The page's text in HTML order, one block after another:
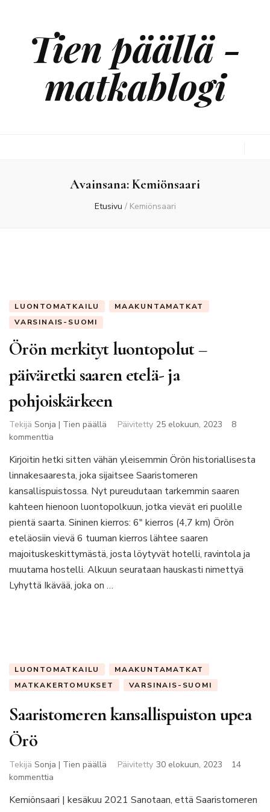
Tien päällä -
matkablogi
Avainsana:Kemiönsaari
Etusivu / Kemiönsaari
LUONTOMATKAILU
MAAKUNTAMATKAT
VARSINAIS-SUOMI
Örön merkityt luontopolut –
päiväretki saaren etelä- ja
pohjoiskärkeen
Tekijä Sonja | Tien päällä Päivitetty 25 elokuun, 2023
8
kommenttia
merkityt
luontopolut
–
saaren
etelä-
ja
pohjoiskärkeen
Kirjoitin hetki sitten vähän yleisemmin Örön historiallisesta
linnakesaaresta, joka sijaitsee Saaristomeren
kansallispuistossa. Nyt pureudutaan tarkemmin saaren
kahteen hienoon luontopolkuun, jotka vievät eri puolille
pientä saarta. Sininen kierros: 6″ kierros (4,7 km) Örön
eteläosiin vievä 6 tuuman kierros lähtee saaren
majoituskeskittymästä, josta löytyvät hotelli, ravintola ja
muutama hostelli. Alkuun seurataan hauskasti nimettyä
Lyhyttä Ikävää, joka on …
LUONTOMATKAILU
MAAKUNTAMATKAT
MATKAKERTOMUKSET
VARSINAIS-SUOMI
Saaristomeren kansallispuiston upea
Örö
Tekijä Sonja | Tien päällä Päivitetty 30 elokuun, 2023
14
kommenttia
kansallispuiston
Kemiönsaari | kesäkuu 2021 Sanotaan, että Saaristomeren